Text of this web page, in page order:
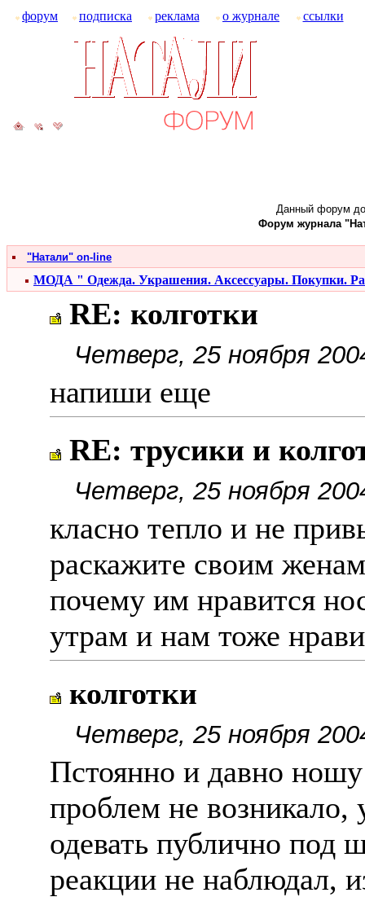
форум подписка реклама о журнале ссылки
Данный форум
Форум журнала
"Натали" on-line
МОДА " Одежда. Украшения. Аксессуары. Покупки.
RE: колготки
Четверг, 25 ноября
напиши еще
RE: трусики и
Четверг, 25 ноября
класно тепло и не
раскажите своим
почему им нравится
утрам и нам тоже
колготки
Четверг, 25 ноября
Пстоянно и давно
проблем не
одевать публично под
реакции не наблюдал,